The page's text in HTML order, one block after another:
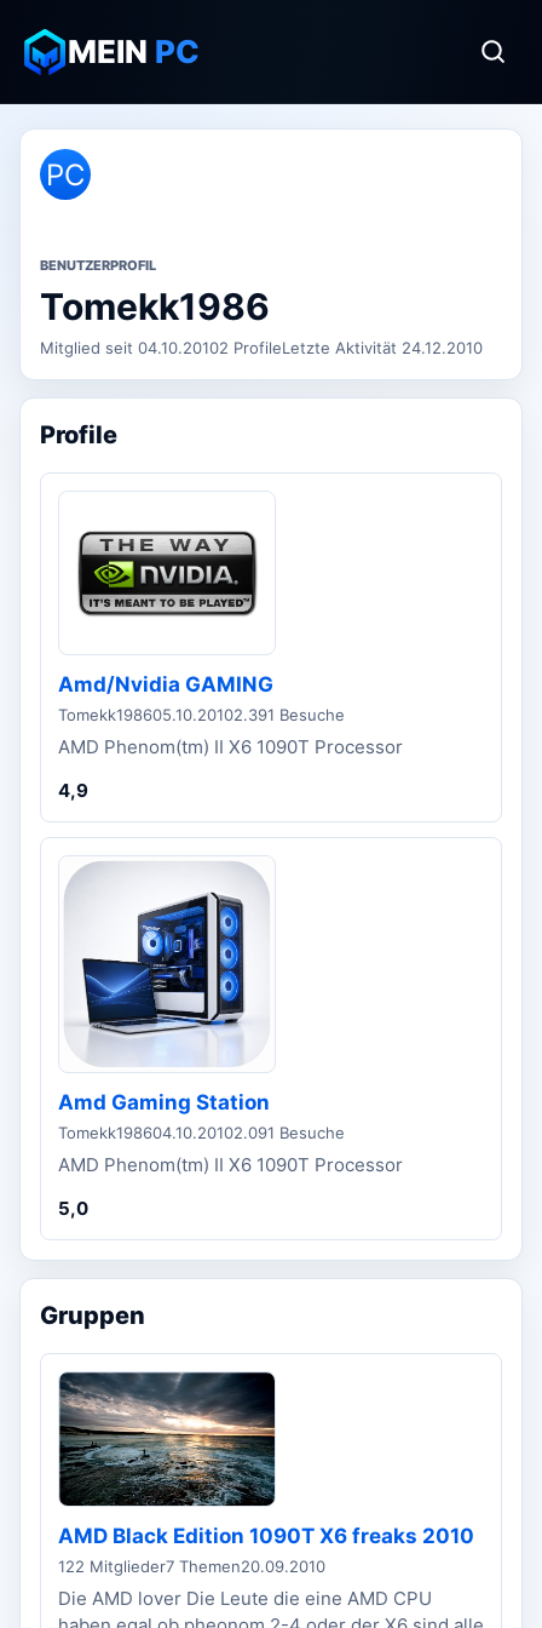
MEIN PC
PC
BENUTZERPROFIL
Tomekk1986
Mitglied seit 04.10.20102 ProfileLetzte Aktivität 24.12.2010
Profile
Amd/Nvidia GAMING
Tomekk198605.10.20102.391 Besuche
AMD Phenom(tm) II X6 1090T Processor
4,9
Amd Gaming Station
Tomekk198604.10.20102.091 Besuche
AMD Phenom(tm) II X6 1090T Processor
5,0
Gruppen
AMD Black Edition 1090T X6 freaks 2010
122 Mitglieder7 Themen20.09.2010
Die AMD lover Die Leute die eine AMD CPU